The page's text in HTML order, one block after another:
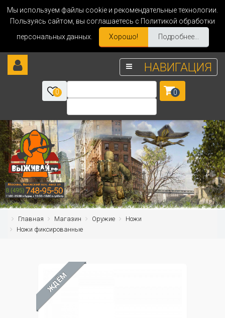
Мы используем файлы cookie и рекомендательные технологии.
Пользуясь сайтом, вы соглашаетесь с Политикой обработки
персональных данных.
Хорошо! Подробнее...
НАВИГАЦИЯ
0 0
Главная Магазин Оружие
Ножи
Ножи фиксированные
ЖДЁМ